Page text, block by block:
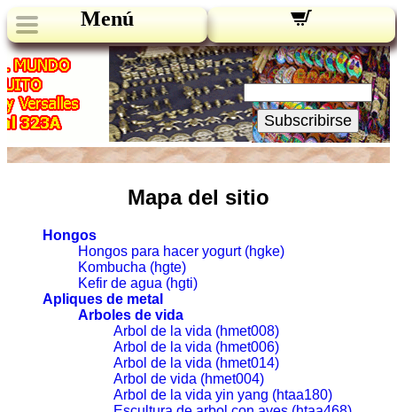
Menú
Novedades:
Su Email:
Subscribirse
Mapa del sitio
Hongos
Hongos para hacer yogurt (hgke)
Kombucha (hgte)
Kefir de agua (hgti)
Apliques de metal
Arboles de vida
Arbol de la vida (hmet008)
Arbol de la vida (hmet006)
Arbol de la vida (hmet014)
Arbol de vida (hmet004)
Arbol de la vida yin yang (htaa180)